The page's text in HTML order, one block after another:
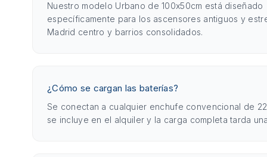
Nuestro modelo Urbano de 100x50cm está diseñado
específicamente para los ascensores antiguos y
Madrid centro y barrios consolidados.
¿Cómo se cargan las baterías?
Se conectan a cualquier enchufe convencional de
se incluye en el alquiler y la carga completa tarda